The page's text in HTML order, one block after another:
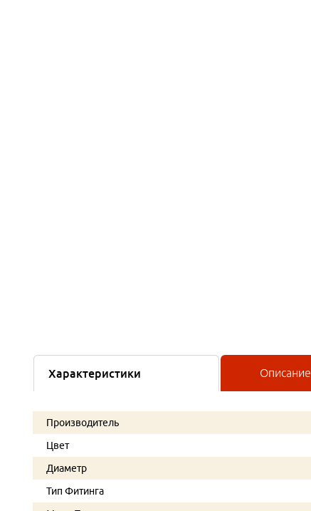
Характеристики Описание
Производитель
Цвет
Диаметр
Тип Фитинга